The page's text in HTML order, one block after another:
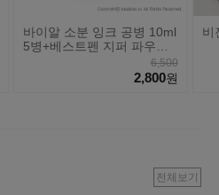
바이알 소분 잉크 공병 10ml
5병+베스트펜 지퍼 파우치
6,500
2,800원
비
전체보기